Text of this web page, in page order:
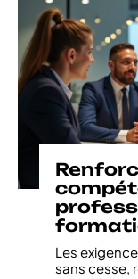
Les
sans cesse,